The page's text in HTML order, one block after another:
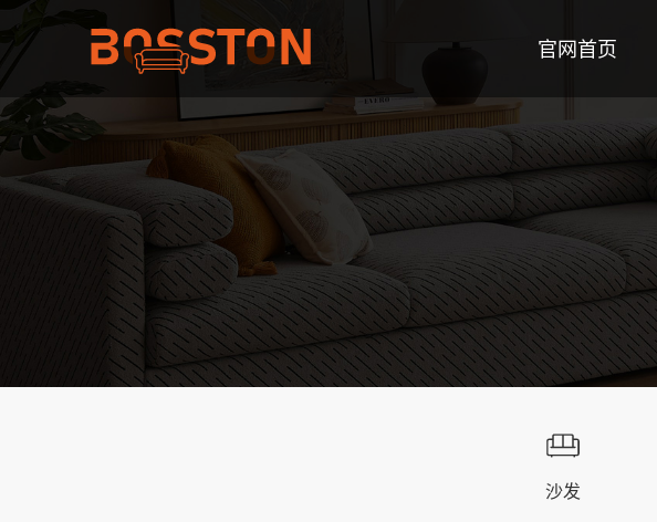
官网首页
沙发